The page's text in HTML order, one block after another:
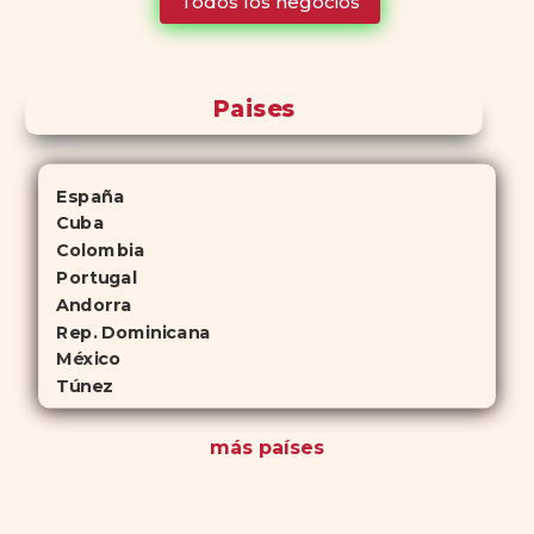
para quienes no desean planificar sus actividades románticas con
Paises
España
Cuba
Colombia
Portugal
Andorra
Rep. Dominicana
México
Túnez
más países